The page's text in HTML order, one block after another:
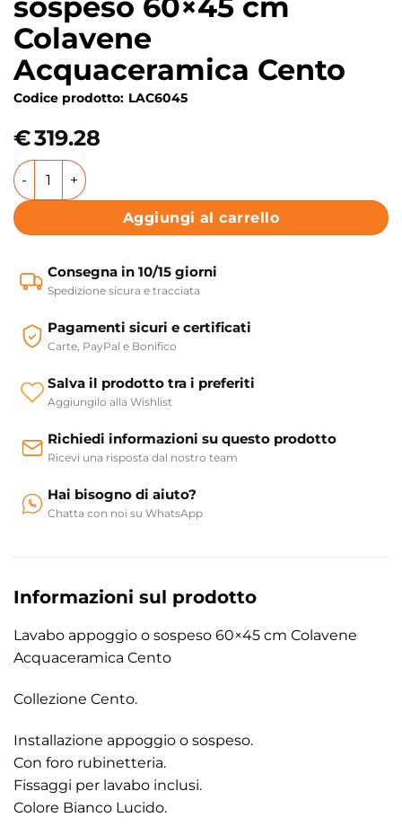
Colavene
Acquaceramica Cento
Codice prodotto: LAC6045
€319.28
Lavabo appoggio o sospeso 60x45 cm Colavene
Aggiungi al carrello
Consegna in 10/15 giorni
Spedizione sicura e tracciata
Pagamenti sicuri e certificati
Carte, PayPal e Bonifico
Salva il prodotto tra i preferiti
Aggiungilo alla Wishlist
Richiedi informazioni su questo prodotto
Ricevi una risposta dal nostro team
Hai bisogno di aiuto?
Chatta con noi su WhatsApp
Informazioni sul prodotto
Lavabo appoggio o sospeso 60×45 cm Colavene
Acquaceramica Cento
Collezione Cento.
Installazione appoggio o sospeso.
Con foro rubinetteria.
Fissaggi per lavabo inclusi.
Colore Bianco Lucido.